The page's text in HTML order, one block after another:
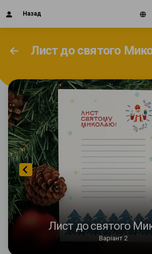
Назад
Лист до святого
Лист до святого
Варіант 2